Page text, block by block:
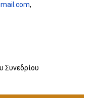
,
Συνεδρίου